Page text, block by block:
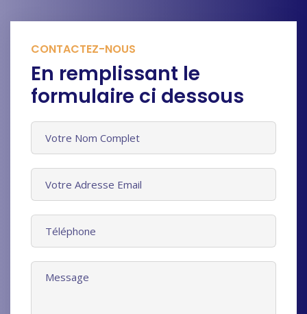
CONTACTEZ-NOUS
En remplissant le
formulaire ci dessous